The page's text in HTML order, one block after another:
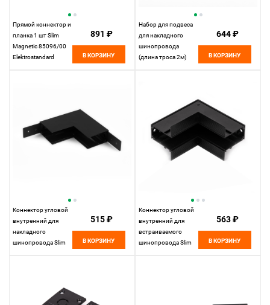
Прямой коннектор и
планка 1 шт Slim
Magnetic 85096/00
Elektrostandard
891 ₽
В КОРЗИНУ
Набор для подвеса
для накладного
шинопровода
(длина троса 2м)
644 ₽
В КОРЗИНУ
Коннектор угловой
внутренний для
накладного
шинопровода Slim
515 ₽
В КОРЗИНУ
Коннектор угловой
внутренний для
встраиваемого
шинопровода Slim
563 ₽
В КОРЗИНУ